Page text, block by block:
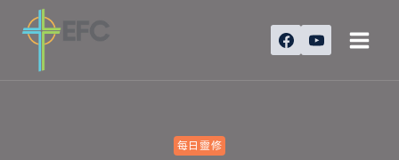
每日靈修